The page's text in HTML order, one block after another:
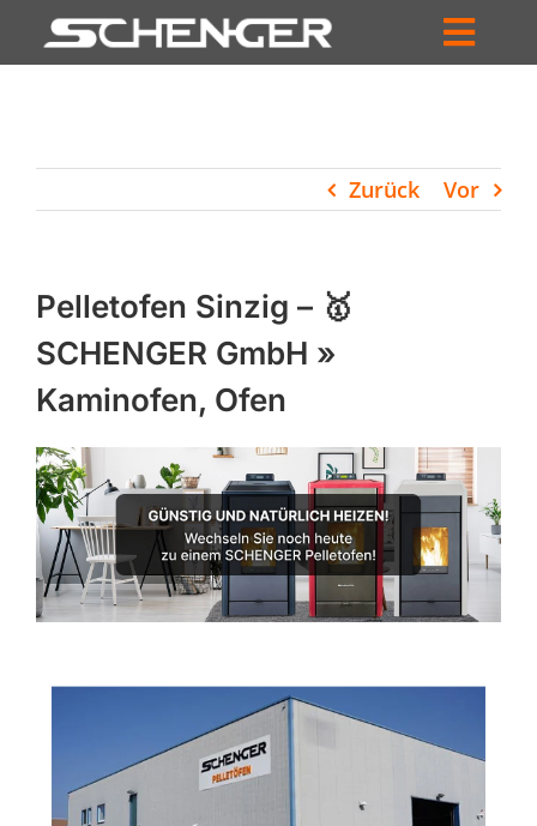
Inhalt
HÄNDLERSUCHE
UNTERNEHMEN
PROFIL
WARENKORB
PRODUCTS
SEARCH
Zurück Vor
Pelletofen Sinzig – 🥇
SCHENGER GmbH »
Kaminofen, Ofen